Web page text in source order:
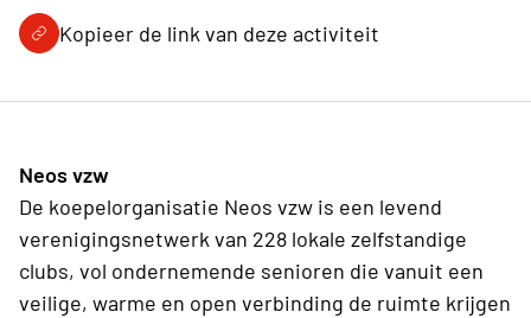
Kopieer de link van deze activiteit
Neos vzw
De koepelorganisatie Neos vzw is een levend
verenigingsnetwerk van 228 lokale zelfstandige
clubs, vol ondernemende senioren die vanuit een
veilige, warme en open verbinding de ruimte krijgen